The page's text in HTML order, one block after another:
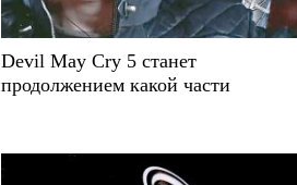
Devil May Cry 5 станет
продолжением какой части